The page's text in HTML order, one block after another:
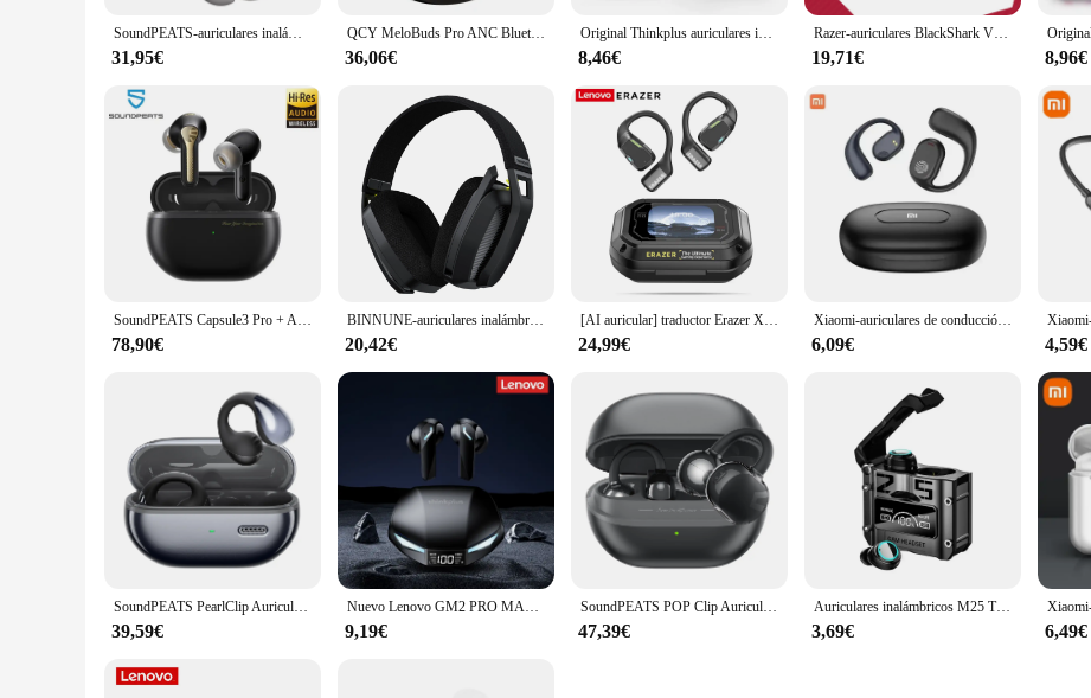
The AE5 Plus is not just about superior sound; it's also about comfort and durability. The headset's ergonomic design ensures a snug fit,
build provides a sturdy frame that can withstand the rigors of daily use. The adjustable headband and ear cups allow for a customizable fit,
**Advanced Control and Compatibility**
The AE5 Plus comes with a Sound BlasterX Control Panel, which offers a suite of advanced controls for customizing your audio experience.
treble levels, as well as toggle between game and chat audio. The AE5 Plus is compatible with a wide range of devices, including PCs,
any gaming or multimedia setup. Whether you're a competitive gamer or a casual enthusiast, the CREATIVE Sound BlasterX AE5 Plus is the
multimedia needs.
SoundPEATS-auriculares inalámbricos Engine4, cascos de alta resolución con Bluetooth 5,3, LDAC, controladores dinámicos duales coaxiales para sonido estéreo, un Total de 43 horas
31,95€
QCY MeloBuds Pro ANC Bluetooth 5,3 auriculares inalámbricos 46dB híbrido ANC alta resolución LDAC auriculares 6 micrófonos 34H detección en la oreja
36,06€
Original Thinkplus auriculares inalámbricos Bluetooth ANC auriculares con reducción de ruido HD micrófono llamada Gamer auriculares LED Control de pantalla táctil
8,46€
Razer-auriculares BlackShark V2 X con cable, dispositivo de audio con cancelación de ruido pasiva avanzada, sonido envolvente 7,1, micrófono cardioide hiperclaro
19,71€ 8,96€
SoundPEATS Capsule3 Pro + ANC auriculares inalámbricos Audio de alta resolución Bluetooth 5,3 auriculares sonido estéreo HiFi con altavoz xMEMS, 6 micrófonos, 43H
78,90€
BINNUNE-auriculares inalámbricos para videojuegos, audífonos con micrófono, 2,4 GHz, Bluetooth, para PS5, PS4, PC, Mac, Playstation
20,42€
[AI auricular] traductor Erazer XP6 auriculares Bluetooth dormir ASMR auriculares DIY ecualizador aplicación AI auriculares inalámbricos viaje de oficina
24,99€
Xiaomi-auriculares de conducción ósea, inalámbricos por Bluetooth 5,3, deportivos, estéreo HiFi 9D, resistentes al agua, Control táctil, reducción de ruido
6,09€ 4,59€
SoundPEATS PearlClip Auriculares inalámbricos Bluetooth 5.4 Auriculares deportivos TWS de oreja abierta Auriculares de doble conexión
39,59€
Nuevo Lenovo GM2 PRO MAX auriculares inalámbricos Bluetooth 5,4 pantalla Digital LED auriculares impermeables con cancelación de ruido auriculares para juegos
9,19€
SoundPEATS POP Clip Auriculares inalámbricos Bluetooth 5.4 Auriculares inalámbricos Opean-Ear IPX5, modo de juego Baja latencia, emparejamiento multipunto
47,39€
Auriculares inalámbricos M25 TWS, cascos con Bluetooth, Control táctil, reducción de ruido, estéreo, resistentes al agua
3,69€ 6,49€